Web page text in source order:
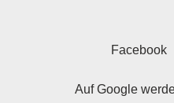
Facebook
Auf Google